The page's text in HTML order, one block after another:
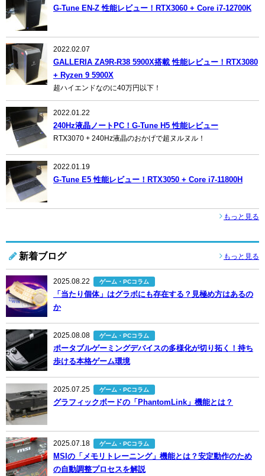
G-Tune EN-Z 性能レビュー！RTX3060 + Core i7-12700K
2022.02.07
GALLERIA ZA9R-R38 5900X搭載 性能レビュー！RTX3080
+ Ryzen 9 5900X
超ハイエンドなのに40万円以下！
2022.01.22
240Hz液晶ノートPC！G-Tune H5 性能レビュー
RTX3070 + 240Hz液晶のおかげで超ヌルヌル！
2022.01.19
G-Tune E5 性能レビュー！RTX3050 + Core i7-11800H
もっと見る
新着ブログ もっと見る
2025.08.22 ゲーム・PCコラム
「当たり個体」はグラボにも存在する？見極め方はあるの
か
2025.08.08 ゲーム・PCコラム
ポータブルゲーミングデバイスの多様化が切り拓く！持ち
歩ける本格ゲーム環境
2025.07.25 ゲーム・PCコラム
グラフィックボードの「PhantomLink」機能とは？
2025.07.18 ゲーム・PCコラム
MSIの「メモリトレーニング」機能とは？安定動作のため
の自動調整プロセスを解説